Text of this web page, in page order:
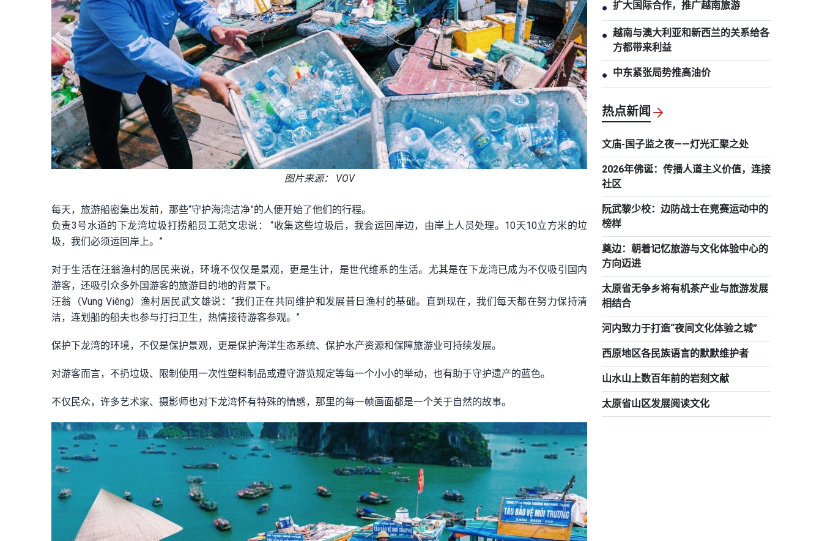
图片来源： VOV
每天，旅游船密集出发前，那些“守护海湾洁净”的人便开始了他们的行程。
负责3号水道的下龙湾垃圾打捞船员工范文忠说： “收集这些垃圾后，我会运回岸边，由岸上人员处理。10天10立方米的垃
圾，我们必须运回岸上。”
对于生活在汪翁渔村的居民来说，环境不仅仅是景观，更是生计，是世代维系的生活。尤其是在下龙湾已成为不仅吸引国内
游客，还吸引众多外国游客的旅游目的地的背景下。
汪翁（Vung Viêng）渔村居民武文雄说：“我们正在共同维护和发展昔日渔村的基础。直到现在，我们每天都在努力保持清
洁，连划船的船夫也参与打扫卫生，热情接待游客参观。”
保护下龙湾的环境，不仅是保护景观，更是保护海洋生态系统、保护水产资源和保障旅游业可持续发展。
对游客而言，不扔垃圾、限制使用一次性塑料制品或遵守游览规定等每一个小小的举动，也有助于守护遗产的蓝色。
不仅民众，许多艺术家、摄影师也对下龙湾怀有特殊的情感，那里的每一帧画面都是一个关于自然的故事。
● 扩大国际合作，推广越南旅游
● 越南与澳大利亚和新西兰的关系给各
方都带来利益
● 中东紧张局势推高油价
热点新闻
文庙-国子监之夜——灯光汇聚之处
2026年佛诞：传播人道主义价值，连接
社区
阮武黎少校：边防战士在竞赛运动中的
榜样
奠边：朝着记忆旅游与文化体验中心的
方向迈进
太原省无争乡将有机茶产业与旅游发展
相结合
河内致力于打造“夜间文化体验之城”
西原地区各民族语言的默默维护者
山水山上数百年前的岩刻文献
太原省山区发展阅读文化